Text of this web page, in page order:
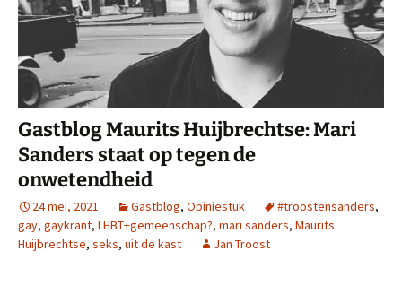
Gastblog Maurits Huijbrechtse: Mari
Sanders staat op tegen de
onwetendheid
24 mei, 2021 Gastblog, Opiniestuk #troostensanders,
gay, gaykrant, LHBT+gemeenschap?, mari sanders, Maurits
Huijbrechtse, seks, uit de kast Jan Troost